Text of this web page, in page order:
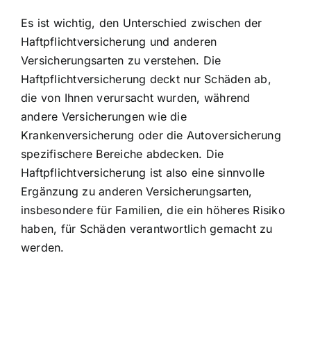
Es ist wichtig, den Unterschied zwischen der
Haftpflichtversicherung und anderen
Versicherungsarten zu verstehen. Die
Haftpflichtversicherung deckt nur Schäden ab,
die von Ihnen verursacht wurden, während
andere Versicherungen wie die
Krankenversicherung oder die Autoversicherung
spezifischere Bereiche abdecken. Die
Haftpflichtversicherung ist also eine sinnvolle
Ergänzung zu anderen Versicherungsarten,
insbesondere für Familien, die ein höheres Risiko
haben, für Schäden verantwortlich gemacht zu
werden.